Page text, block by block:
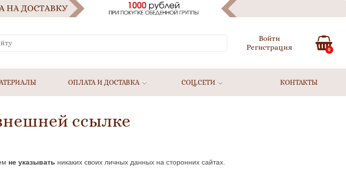
Войти
Регистрация
0
ОПЛАТА И ДОСТАВКА СОЦ.СЕТИ КОНТАКТЫ
ссылке
не указывать никаких своих личных данных на сторонних сайтах.